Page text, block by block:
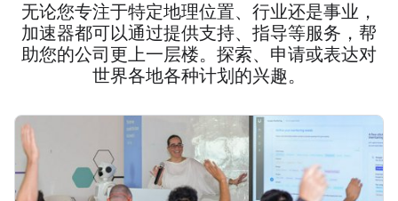
无论您专注于特定地理位置、行业还是事业，
加速器都可以通过提供支持、指导等服务，帮
助您的公司更上一层楼。探索、申请或表达对
世界各地各种计划的兴趣。